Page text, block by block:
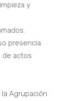
y
presencia
de actos
Agrupación